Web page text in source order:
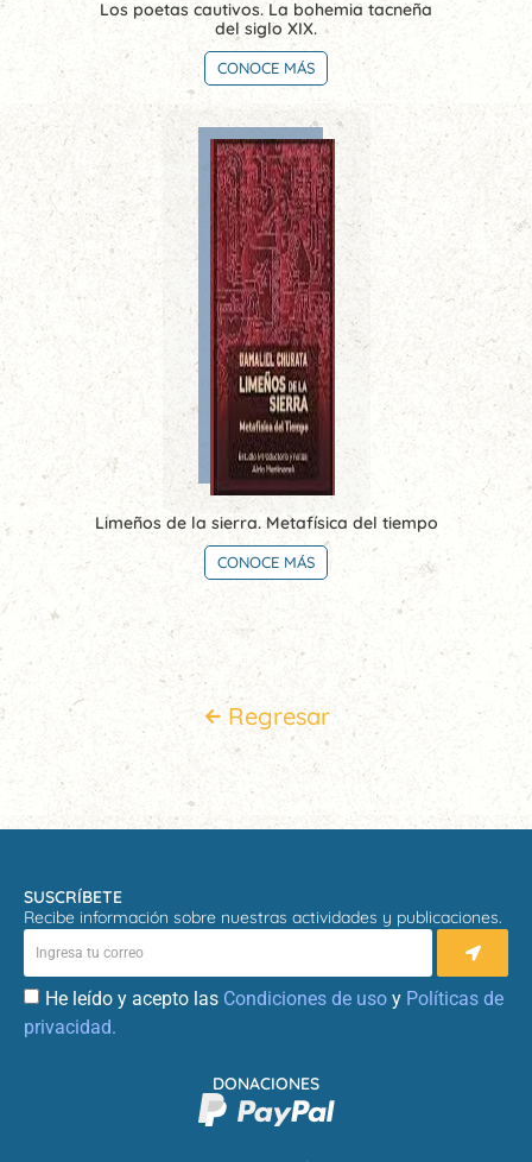
Los poetas cautivos. La bohemia tacneña
del siglo XIX.
CONOCE MÁS
Limeños de la sierra. Metafísica del tiempo
CONOCE MÁS
Regresar
SUSCRÍBETE
Recibe información sobre nuestras actividades y publicaciones.
He leído y acepto las Condiciones de uso y Políticas de
privacidad.
DONACIONES